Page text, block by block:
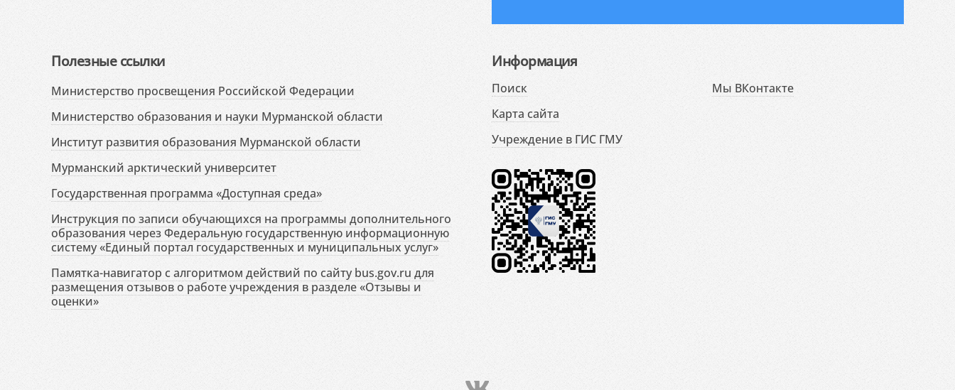
Полезные ссылки
Министерство просвещения Российской Федерации
Министерство образования и науки Мурманской области
Институт развития образования Мурманской области
Мурманский арктический университет
Государственная программа «Доступная среда»
Инструкция по записи обучающихся на программы дополнительного
образования через Федеральную государственную информационную
систему «Единый портал государственных и муниципальных услуг»
Памятка-навигатор с алгоритмом действий по сайту bus.gov.ru для
размещения отзывов о работе учреждения в разделе «Отзывы и
оценки»
Информация
Поиск
Карта сайта
Учреждение в ГИС ГМУ
Мы ВКонтакте